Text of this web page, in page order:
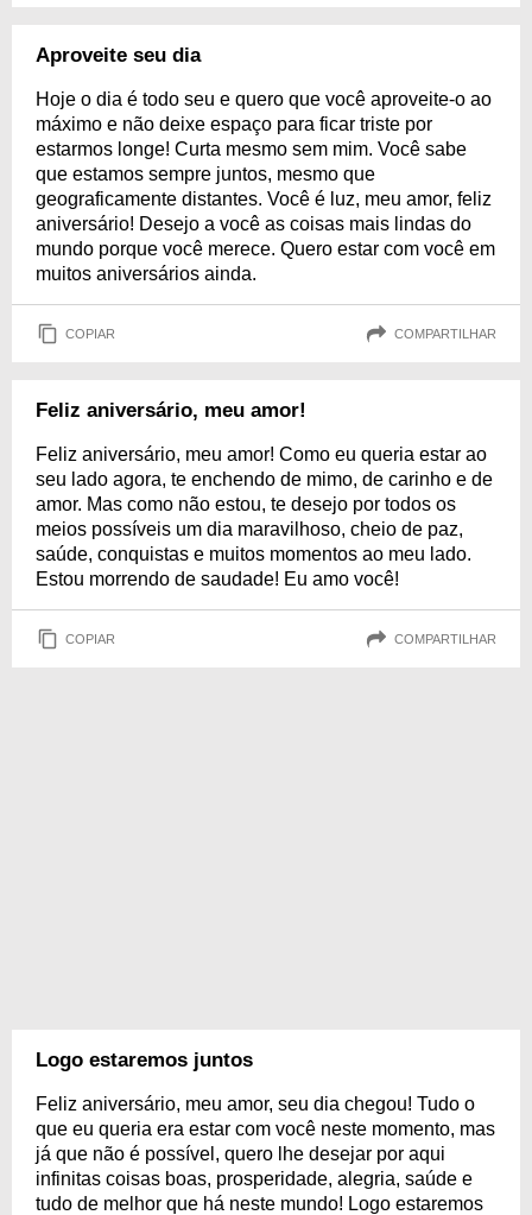
Aproveite seu dia
Hoje o dia é todo seu e quero que você aproveite-o ao
máximo e não deixe espaço para ficar triste por
estarmos longe! Curta mesmo sem mim. Você sabe
que estamos sempre juntos, mesmo que
geograficamente distantes. Você é luz, meu amor, feliz
aniversário! Desejo a você as coisas mais lindas do
mundo porque você merece. Quero estar com você em
muitos aniversários ainda.
COPIAR COMPARTILHAR
Feliz aniversário, meu amor!
Feliz aniversário, meu amor! Como eu queria estar ao
seu lado agora, te enchendo de mimo, de carinho e de
amor. Mas como não estou, te desejo por todos os
meios possíveis um dia maravilhoso, cheio de paz,
saúde, conquistas e muitos momentos ao meu lado.
Estou morrendo de saudade! Eu amo você!
COPIAR COMPARTILHAR
Logo estaremos juntos
Feliz aniversário, meu amor, seu dia chegou! Tudo o
que eu queria era estar com você neste momento, mas
já que não é possível, quero lhe desejar por aqui
infinitas coisas boas, prosperidade, alegria, saúde e
tudo de melhor que há neste mundo! Logo estaremos